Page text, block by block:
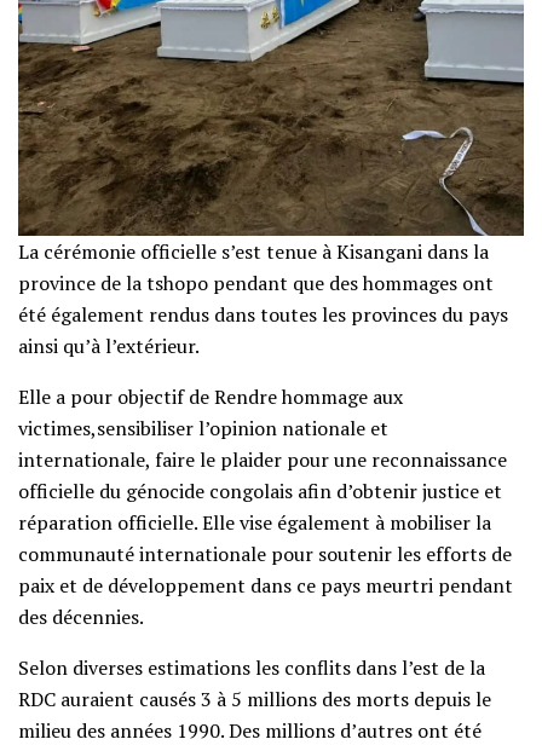
La cérémonie officielle s’est tenue à Kisangani dans la
province de la tshopo pendant que des hommages ont
été également rendus dans toutes les provinces du pays
ainsi qu’à l’extérieur.
Elle a pour objectif de Rendre hommage aux
victimes,sensibiliser l’opinion nationale et
internationale, faire le plaider pour une reconnaissance
officielle du génocide congolais afin d’obtenir justice et
réparation officielle. Elle vise également à mobiliser la
communauté internationale pour soutenir les efforts de
paix et de développement dans ce pays meurtri pendant
des décennies.
Selon diverses estimations les conflits dans l’est de la
RDC auraient causés 3 à 5 millions des morts depuis le
milieu des années 1990. Des millions d’autres ont été